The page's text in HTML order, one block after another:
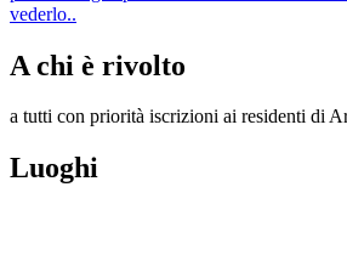
vederlo..
A chi è rivolto
a tutti con priorità iscrizioni ai residenti di
Luoghi